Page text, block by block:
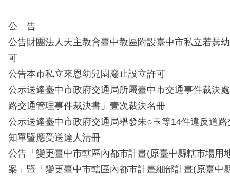
公 告
公告財團法人天主教會臺中教區附設臺中市私立若瑟
可
公告本市私立來恩幼兒園廢止設立許可
公示送達臺中市政府交通局所屬臺中市交通事件裁決
路交通管理事件裁決書」壹次裁決名冊
公示送達臺中市政府交通局舉發朱○玉等14件違反道
知單暨應受送達人清冊
公告「變更臺中市轄區內都市計畫(原臺中縣轄市場用
案」暨「變更臺中市轄區內都市計畫細部計畫(原臺中